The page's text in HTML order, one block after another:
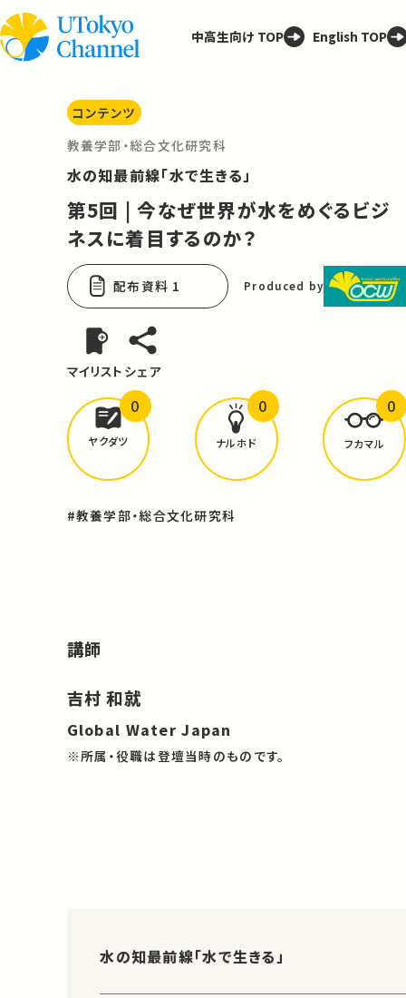
中高生向け TOP English TOP
コンテンツ
教養学部・総合文化研究科
水の知最前線「水で生きる」
第5回 | 今なぜ世界が水をめぐるビジ
ネスに着目するのか？
配布資料 1 Produced by
マイリスト シェア
どんな学びがありましたか？
ヤクダツ
0
ナルホド
0
フカマル
0
#教養学部・総合文化研究科
講師
吉村 和就
Global Water Japan
※所属・役職は登壇当時のものです。
水の知最前線「水で生きる」